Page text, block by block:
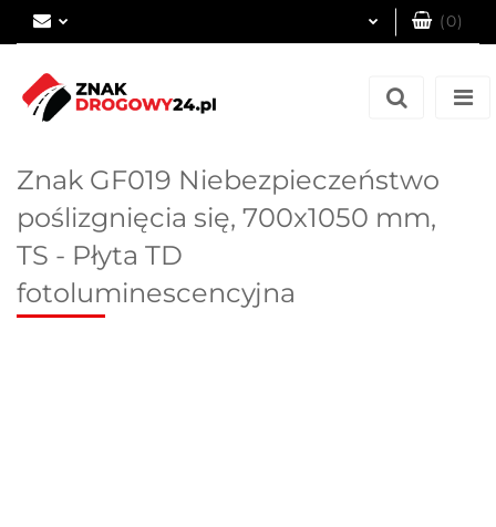
(0)
Znak GF019 Niebezpieczeństwo
poślizgnięcia się, 700x1050 mm,
TS - Płyta TD
fotoluminescencyjna